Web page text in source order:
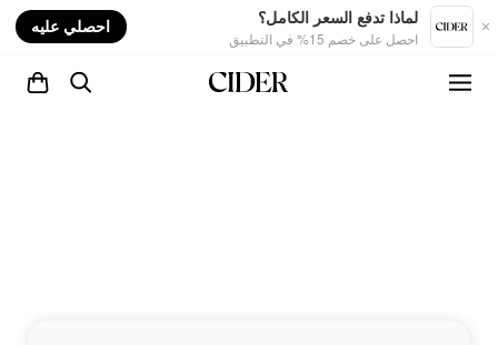
لماذا تدفع السعر الكامل؟
احصل على خصم 15% في التطبيق
احصلي عليه